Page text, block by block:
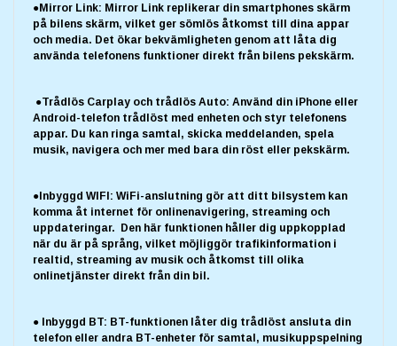
●Mirror Link: Mirror Link replikerar din smartphones skärm
på bilens skärm, vilket ger sömlös åtkomst till dina appar
och media. Det ökar bekvämligheten genom att låta dig
använda telefonens funktioner direkt från bilens pekskärm.
●Trådlös Carplay och trådlös Auto: Använd din iPhone eller
Android-telefon trådlöst med enheten och styr telefonens
appar. Du kan ringa samtal, skicka meddelanden, spela
musik, navigera och mer med bara din röst eller pekskärm.
●Inbyggd WIFI: WiFi-anslutning gör att ditt bilsystem kan
komma åt internet för onlinenavigering, streaming och
uppdateringar. Den här funktionen håller dig uppkopplad
när du är på språng, vilket möjliggör trafikinformation i
realtid, streaming av musik och åtkomst till olika
onlinetjänster direkt från din bil.
● Inbyggd BT: BT-funktionen låter dig trådlöst ansluta din
telefon eller andra BT-enheter för samtal, musikuppspelning